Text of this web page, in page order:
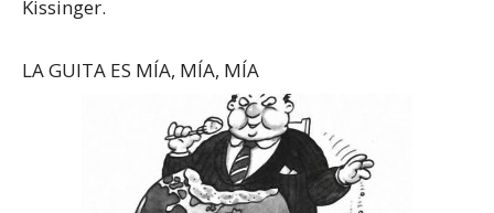
Kissinger.
LA GUITA ES MÍA, MÍA, MÍA